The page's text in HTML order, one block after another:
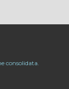
consolidata.